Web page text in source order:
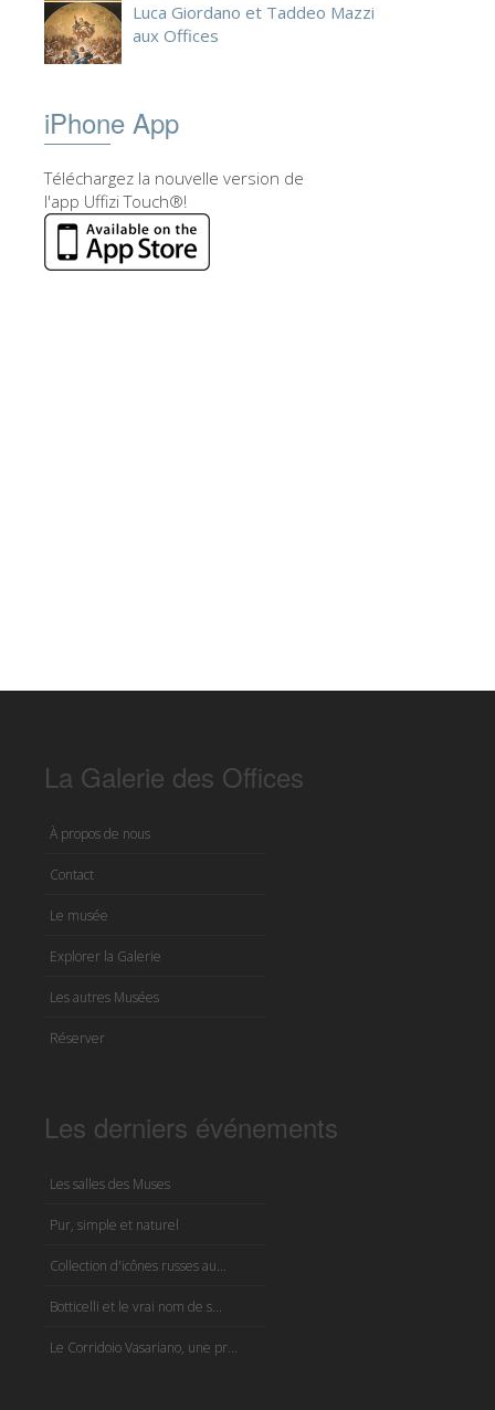
Luca Giordano et Taddeo Mazzi
aux Offices
iPhone App
Téléchargez la nouvelle version de
l'app Uffizi Touch®!
La Galerie des Offices
À propos de nous
Contact
Le musée
Explorer la Galerie
Les autres Musées
Réserver
Les derniers événements
Les salles des Muses
Pur, simple et naturel
Collection d'icônes russes au...
Botticelli et le vrai nom de s...
Le Corridoio Vasariano, une pr...